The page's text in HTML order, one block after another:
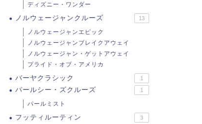
ディズニー・ワンダー
ノルウェージャンクルーズ 13
ノルウェージャンエピック
ノルウェージャンブレイクアウェイ
ノルウェージャン・ゲットアウェイ
プライド・オブ・アメリカ
バーヤクラシック 1
パールシー・ズクルーズ 1
パールミスト
フッティルーティン 3